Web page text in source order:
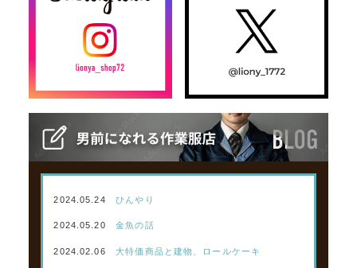
2024.05.24 ひんやり
2024.05.20 金魚の話
2024.02.06 大特価商品と建物、ロールケーキ